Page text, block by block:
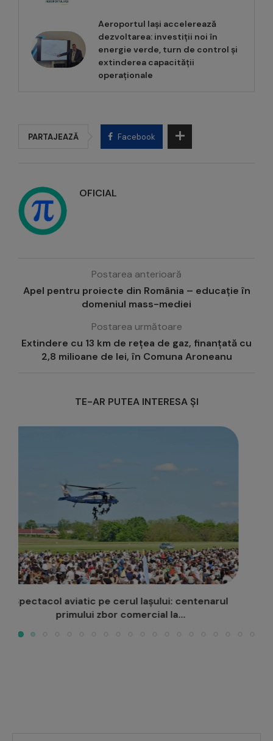
Aeroportul Iași accelerează
dezvoltarea: investiții noi în
energie verde, turn de control și
extinderea capacității
operaționale
PARTAJEAZĂ Facebook
OFICIAL
Postarea anterioară
Apel pentru proiecte din România – educație în
domeniul mass-mediei
Postarea următoare
Extindere cu 13 km de rețea de gaz, finanțată cu
2,8 milioane de lei, în Comuna Aroneanu
TE-AR PUTEA INTERESA ȘI
Guvernul transmite către Consiliul județean Iași
terenul necesar pentru finalizarea...